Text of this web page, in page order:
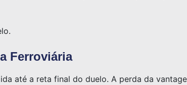
Ferroviária
até a reta final do duelo. A perda da